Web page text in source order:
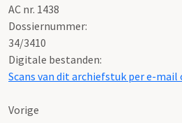
AC nr. 1438
Dossiernummer:
34/3410
Digitale bestanden:
Scans van dit archiefstuk per e-mail
Vorige